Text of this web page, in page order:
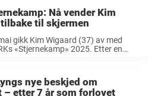
Nå vender Kim
til skjermen
gikk Kim Wigaard (37) av med
«Stjernekamp» 2025. Etter en
nye beskjed om
– etter 7 år som forlovet